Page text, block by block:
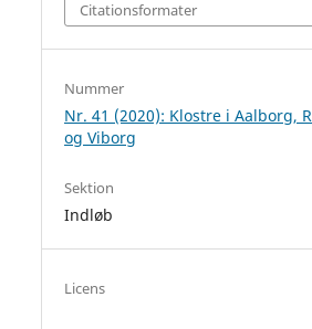
Citationsformater
Nummer
Nr. 41 (2020): Klostre i Aalborg,
og Viborg
Sektion
Indløb
Licens